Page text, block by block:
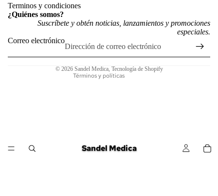
Sandel Medica
Terminos y condiciones
¿Quiénes somos?
Suscríbete y obtén noticias, lanzamientos y promociones
especiales.
Correo electrónico
© 2026 Sandel Medica, Tecnología de Shopify
Términos y políticas
Política de reembolso
Política de privacidad
Política de envío
Información de contacto